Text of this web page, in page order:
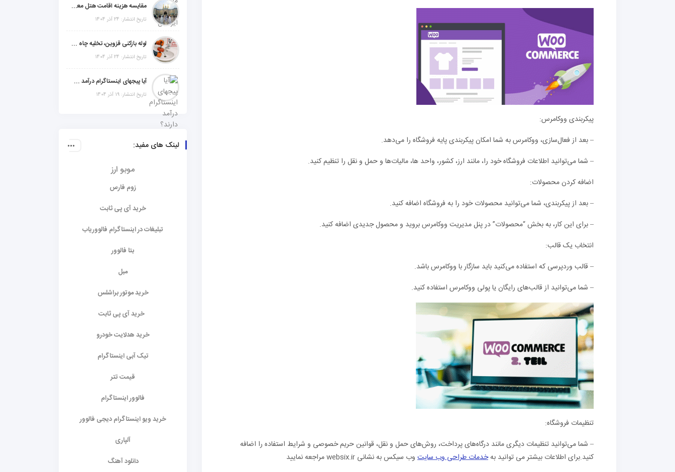
پیکربندی ووکامرس:
– بعد از فعال‌سازی، ووکامرس به شما امکان پیکربندی پایه فروشگاه را می‌دهد.
– شما می‌توانید اطلاعات فروشگاه خود را، مانند ارز، کشور، واحد ها، مالیات‌ها و حمل و نقل را تنظیم کنید.
اضافه کردن محصولات:
– بعد از پیکربندی، شما می‌توانید محصولات خود را به فروشگاه اضافه کنید.
– برای این کار، به بخش “محصولات” در پنل مدیریت ووکامرس بروید و محصول جدیدی اضافه کنید.
انتخاب یک قالب:
– قالب وردپرسی که استفاده می‌کنید باید سازگار با ووکامرس باشد.
– شما می‌توانید از قالب‌های رایگان یا پولی ووکامرس استفاده کنید.
تنظیمات فروشگاه:
– شما می‌توانید تنظیمات دیگری مانند درگاه‌های پرداخت، روش‌های حمل و نقل، قوانین حریم خصوصی و شرایط استفاده را اضافه
کنید.برای اطلاعات بیشتر می توانید بهخدمات طراحی وب سایت وب سیکس به نشانی websix.ir مراجعه نمایید
مقایسه هزینه اقامت هتل معمولی، میان‌رده یا 5 ستاره در سفر زیارتی عراق
تاریخ انتشار: 24 آذر 1404
لوله بازکنی قزوین، تخلیه چاه و خدمات تخصصی لوله‌کشی و تشخیص ترکیدگی
تاریخ انتشار: 24 آذر 1404
آیا پیجهای اینستاگرام درآمد دارند؟ راز موفقیت با استراتژی هوشمندانه
تاریخ انتشار: 19 آذر 1404
لینک های مفید:
موبو ارز
زوم فارس
خرید آی پی ثابت
تبلیغات در اینستاگرام فالووریاب
بتا فالوور
مبل
خرید موتور براشلس
خرید آی پی ثابت
خرید هدلایت خودرو
تیک آبی اینستاگرام
قیمت تتر
فالوور اینستاگرام
خرید ویو اینستاگرام دیجی فالوور
آلپاری
دانلود آهنگ